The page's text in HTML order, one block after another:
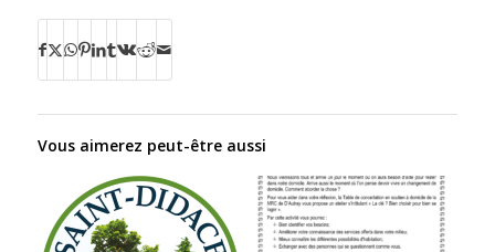
Vous aimerez peut-être aussi